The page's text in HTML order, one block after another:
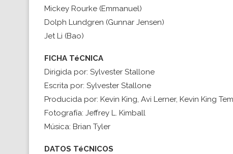
Mickey Rourke (Emmanuel)
Dolph Lundgren (Gunnar Jensen)
Jet Li (Bao)
FICHA TéCNICA
Dirigida por: Sylvester Stallone
Escrita por: Sylvester Stallone
Producida por: Kevin King, Avi Lerner, Kevin King
Fotografía: Jeffrey L. Kimball
Música: Brian Tyler
DATOS TéCNICOS